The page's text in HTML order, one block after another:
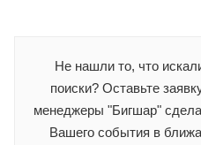
Не нашли то, что
поиски? Оставьте
менеджеры "Бигшар"
Вашего события в